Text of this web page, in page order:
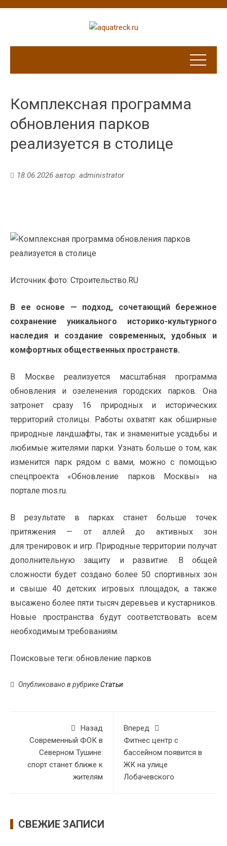
Комплексная программа
обновления парков
реализуется в столице
18.06.2026 автор: administrator
Источник фото: Строительство.RU
В ее основе — подход, сочетающий бережное
сохранение уникального историко-культурного
наследия и создание современных, удобных и
комфортных общественных пространств.
В Москве реализуется масштабная программа
обновления и озеленения городских парков. Она
затронет сразу 16 природных и исторических
территорий столицы. Работы охватят как обширные
природные ландшафты, так и знаменитые усадьбы и
любимые жителями парки. Узнать больше о том, как
изменится парк рядом с вами, можно с помощью
спецпроекта «Обновление парков Москвы» на
портале mos.ru.
В результате в парках станет больше точек
притяжения — от аллей до активных зон
для тренировок и игр. Природные территории получат
дополнительную защиту и развитие. В общей
сложности будет создано более 50 спортивных зон
и свыше 40 детских игровых площадок, а также
высажено более пяти тысяч деревьев и кустарников.
Новые пространства будут соответствовать всем
необходимым требованиям.
Поисковые теги: обновление парков
Опубликовано в рубрикеСтатьи
Назад
Современный ФОК в
Северном Тушине:
спорт станет ближе к
жителям
Вперед
Фитнес центр с
бассейном появится в
ЖК на улице
Лобачевского
СВЕЖИЕ ЗАПИСИ